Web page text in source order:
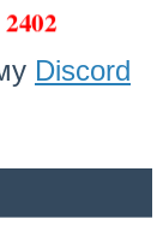
Discord